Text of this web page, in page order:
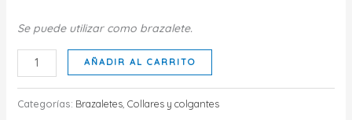
Se puede utilizar como brazalete.
PÚRPURA
cantidad
AÑADIR AL CARRITO
Categorías: Brazaletes, Collares y colgantes